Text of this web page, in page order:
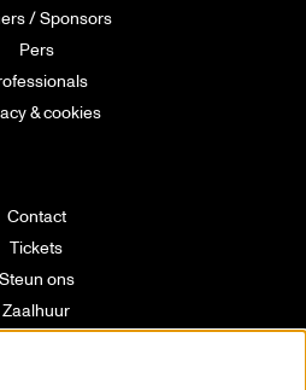
/ Sponsors
Pers
& cookies
Contact
Tickets
Steun ons
Zaalhuur